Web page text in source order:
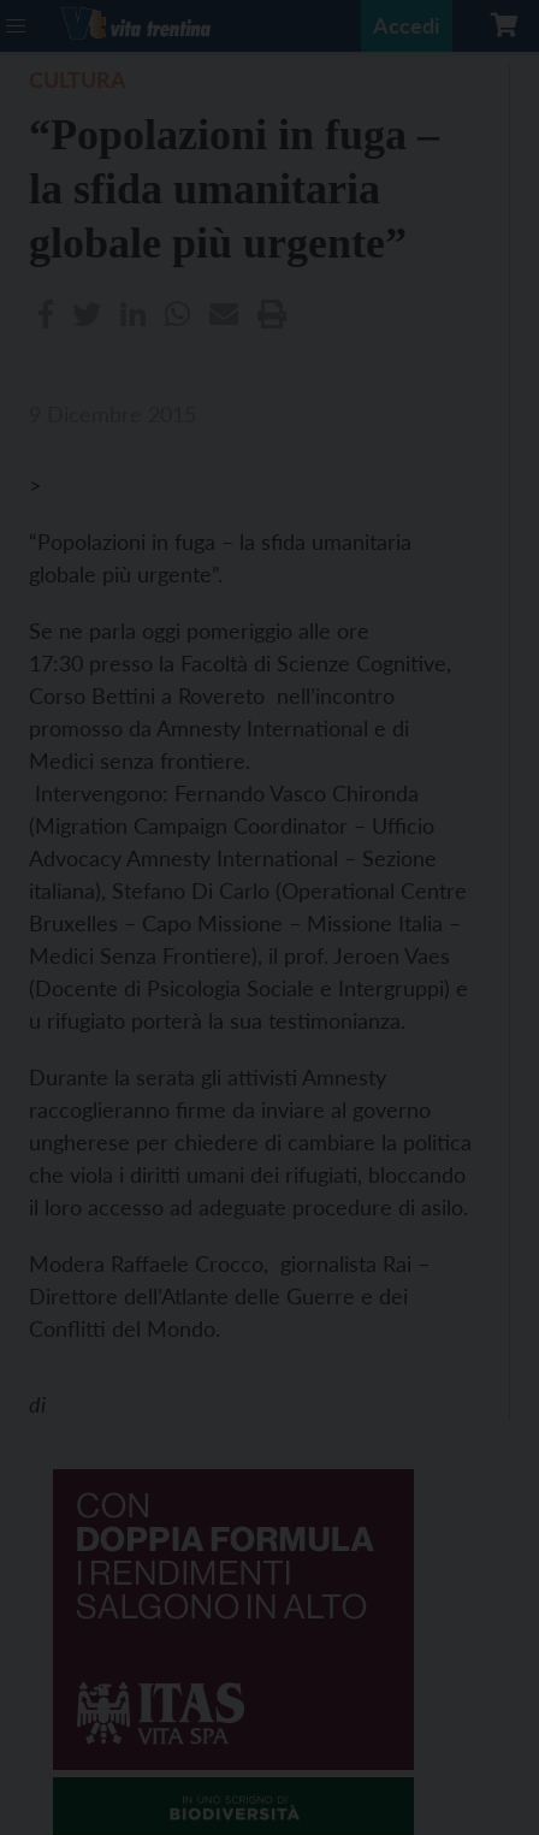
Accedi
“Popolazioni in fuga –
la sfida umanitaria
globale più urgente”
>
“Popolazioni in fuga – la sfida umanitaria
globale più urgente”.
Se ne parla oggi pomeriggio alle ore
17:30 presso la Facoltà di Scienze Cognitive,
Corso Bettini a Rovereto nell’incontro
promosso da Amnesty International e di
Medici senza frontiere.
Intervengono: Fernando Vasco Chironda
(Migration Campaign Coordinator – Ufficio
Advocacy Amnesty International – Sezione
italiana), Stefano Di Carlo (Operational Centre
Bruxelles – Capo Missione – Missione Italia –
Medici Senza Frontiere), il prof. Jeroen Vaes
(Docente di Psicologia Sociale e Intergruppi) e
u rifugiato porterà la sua testimonianza.
Durante la serata gli attivisti Amnesty
raccoglieranno firme da inviare al governo
ungherese per chiedere di cambiare la politica
che viola i diritti umani dei rifugiati, bloccando
il loro accesso ad adeguate procedure di asilo.
Modera Raffaele Crocco, giornalista Rai –
Direttore dell’Atlante delle Guerre e dei
Conflitti del Mondo.
di